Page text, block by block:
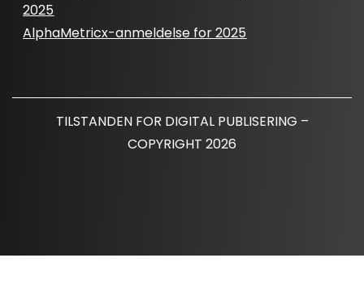
2025
AlphaMetricx-anmeldelse for 2025
TILSTANDEN FOR DIGITAL PUBLISERING –
COPYRIGHT 2026